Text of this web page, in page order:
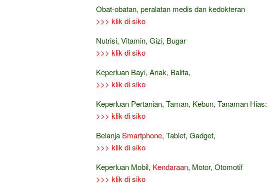
Obat-obatan, peralatan medis dan kedokteran
>>> klik di siko
Nutrisi, Vitamin, Gizi, Bugar
>>> klik di siko
Keperluan Bayi, Anak, Balita,
>>> klik di siko
Keperluan Pertanian, Taman, Kebun, Tanaman Hias:
>>> klik di siko
BelanjaSmartphone, Tablet, Gadget,
>>> klik di siko
Keperluan Mobil, Kendaraan, Motor, Otomotif
>>> klik di siko